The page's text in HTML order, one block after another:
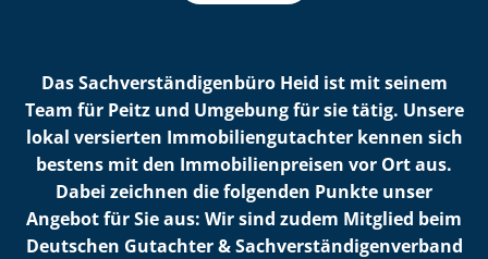
Das Sach­ver­stän­di­gen­bü­ro Heid ist mit seinem
Team für Peitz und Umgebung für sie tätig. Unsere
lokal versierten Im­mo­bi­li­en­gut­ach­ter kennen sich
bestens mit den Im­mo­bi­li­en­prei­sen vor Ort aus.
Dabei zeichnen die folgenden Punkte unser
Angebot für Sie aus: Wir sind zudem Mitglied beim
Deutschen Gutachter & Sach­ver­stän­di­gen­ver­band